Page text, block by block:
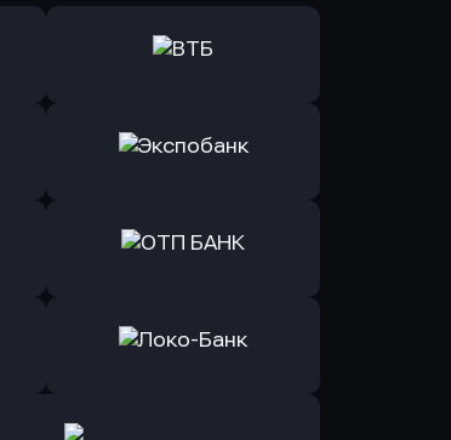
Оправить заявку
Оправить заявку
Оправить заявку